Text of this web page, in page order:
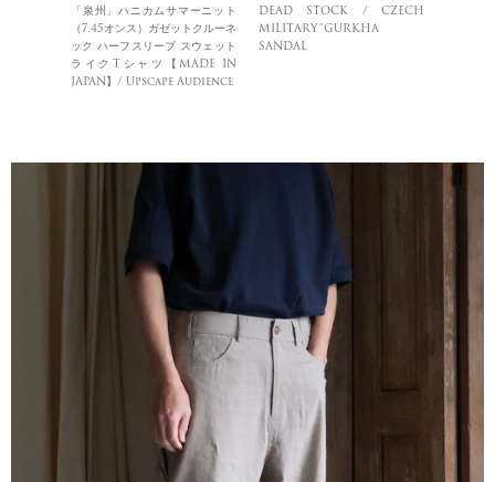
「泉州」ハニカムサマーニット
（7.45オンス）ガゼットクルーネ
ック ハーフスリーブ スウェット
ライクTシャツ【MADE IN
JAPAN】/ Upscape Audience
DEAD STOCK / CZECH
MILITARY”GURKHA
SANDAL